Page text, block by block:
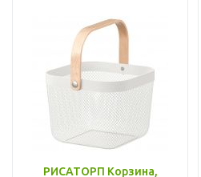
РИСАТОРП Корзина,